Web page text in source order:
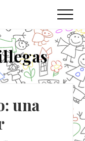
Menu
una